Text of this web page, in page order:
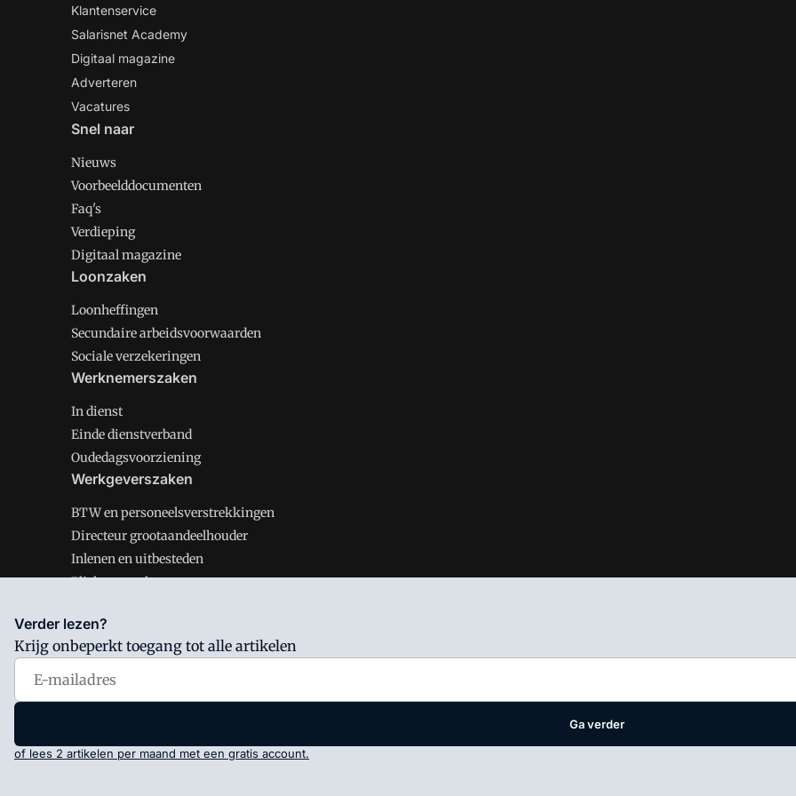
Klantenservice
Salarisnet Academy
Digitaal magazine
Adverteren
Vacatures
Snel naar
Nieuws
Voorbeelddocumenten
Faq's
Verdieping
Digitaal magazine
Loonzaken
Loonheffingen
Secundaire arbeidsvoorwaarden
Sociale verzekeringen
Werknemerszaken
In dienst
Einde dienstverband
Oudedagsvoorziening
Werkgeverszaken
BTW en personeelsverstrekkingen
Directeur grootaandeelhouder
Inlenen en uitbesteden
Plichten werkgever
Salarisnet is onderdeel van VMN media. Lees inons manifestwaar VMN media voor staat. Op gebruik van deze site zijn de
Voorwaarden
Verder lezen?
Krijg onbeperkt toegang tot alle artikelen
Ga verder
of lees 2 artikelen per maand met een gratis account.